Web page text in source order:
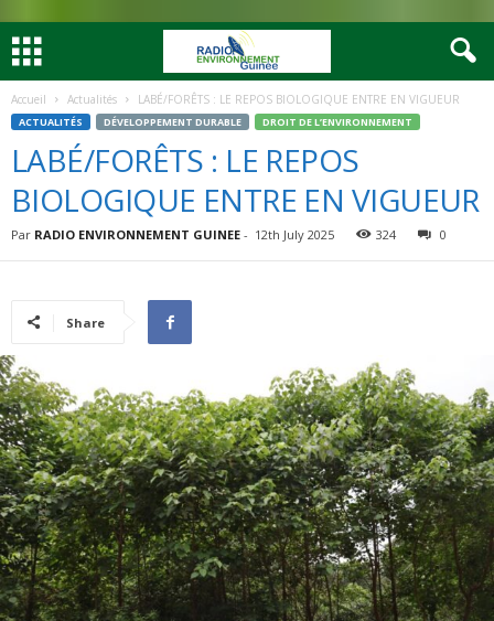
Accueil Actualités LABÉ/FORÊTS : LE REPOS BIOLOGIQUE ENTRE EN VIGUEUR
ACTUALITÉS DÉVELOPPEMENT DURABLE DROIT DE L’ENVIRONNEMENT
LABÉ/FORÊTS : LE REPOS
BIOLOGIQUE ENTRE EN VIGUEUR
Par RADIO ENVIRONNEMENT GUINEE - 12th July 2025 324 0
Share